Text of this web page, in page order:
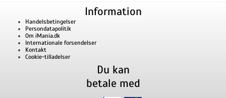
Information
Handelsbetingelser
Persondatapolitik
Om iMania.dk
Internationale forsendelser
Kontakt
Cookie-tilladelser
Du kan
betale med